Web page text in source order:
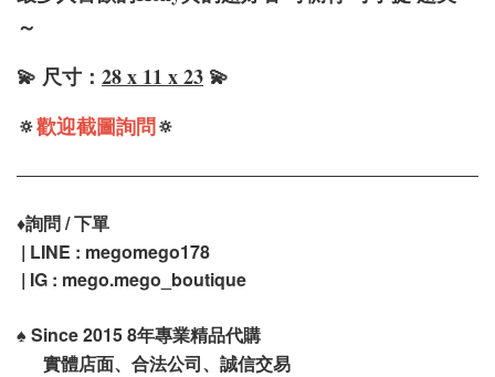
～
💫 尺寸： 28 x 11 x 23 💫
🔅歡迎截圖詢問🔅
♦️詢問 / 下單
| LINE : megomego178
| IG : mego.mego_boutique
♠️ Since 2015 8年專業精品代購
實體店面、合法公司、誠信交易